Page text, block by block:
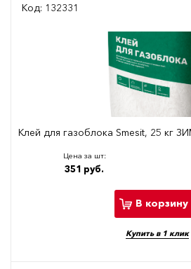
Код: 132331
Клей для газоблока Smesit, 25 кг
Цена за шт:
351 руб.
В корзину
Купить в 1 клик